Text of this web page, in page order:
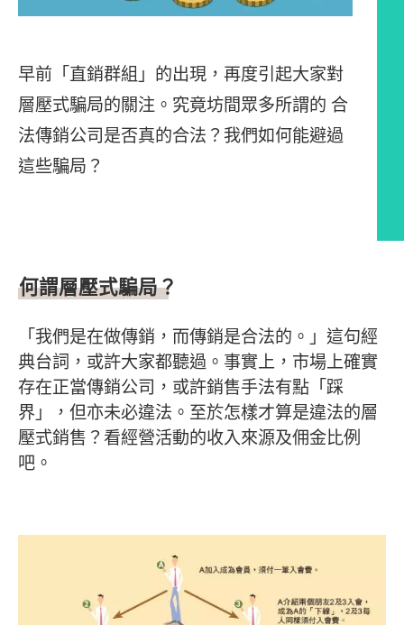
早前「直銷群組」的出現，再度引起大家對
層壓式騙局的關注。究竟坊間眾多所謂的 合
法傳銷公司是否真的合法？我們如何能避過
這些騙局？
何謂層壓式騙局？
「我們是在做傳銷，而傳銷是合法的。」這句經
典台詞，或許大家都聽過。事實上，市場上確實
存在正當傳銷公司，或許銷售手法有點「踩
界」，但亦未必違法。至於怎樣才算是違法的層
壓式銷售？看經營活動的收入來源及佣金比例
吧。